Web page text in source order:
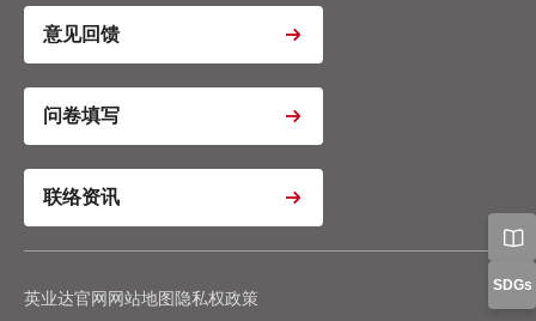
SDGs
Youtube Video Iframe
Youtube Video Iframe
Youtube Video Iframe
Google Analytics
意见回馈
问卷填写
联络资讯
英业达官网网站地图隐私权政策